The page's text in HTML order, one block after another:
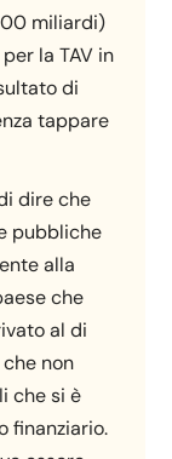
miliardi)
la TAV in
di
tappare
dire che
pubbliche
alla
che
al di
non
che si è
finanziario.